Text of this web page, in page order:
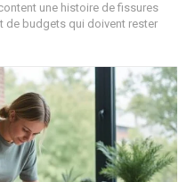
une histoire de fissures
de budgets qui doivent rester